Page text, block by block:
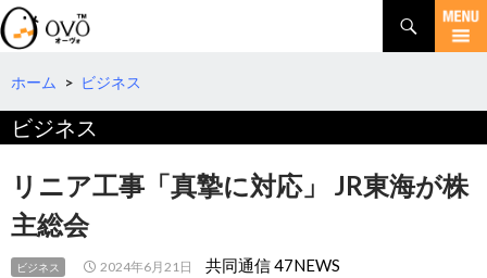
検
索
コ
テ
へ
ホーム > ビジネス
ビジネス
リニア工事「真摯に対応」 JR東海が株
主総会
ビジネス 2024年6月21日 共同通信 47NEWS